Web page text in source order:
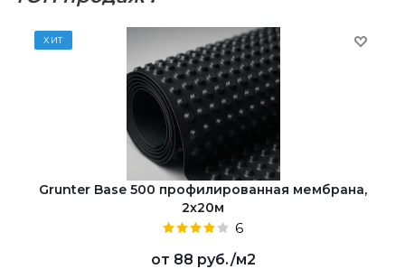
ХИТ
Grunter Base 500 профилированная мембрана,
2х20м
6
от 88 руб./м2